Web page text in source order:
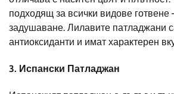
подходящ за всички видове готвене
задушаване. Лилавите патладжани
антиоксиданти и имат характерен
3. Испански Патладжан